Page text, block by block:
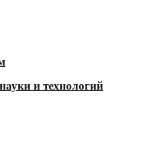
и технологий